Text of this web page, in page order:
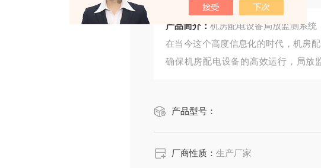
产品简介：机房配电设备局放监测系统
在当今这个高度信息化的时代，机房
确保机房配电设备的高效运行，局放
产品型号：
厂商性质：生产厂家